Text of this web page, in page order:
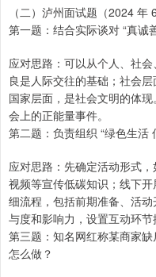
（二）泸州面试题（2024 年
第一题：结合实际谈对 “真诚
应对思路：可以从个人、社
良是人际交往的基础；社会
国家层面，是社会文明的体
会上的正能量事件。
第二题：负责组织 “绿色生活
应对思路：先确定活动形式
视频等宣传低碳知识；线下
细流程，包括前期准备、活
与度和影响力，设置互动环节
第三题：知名网红称某商家
怎么做？